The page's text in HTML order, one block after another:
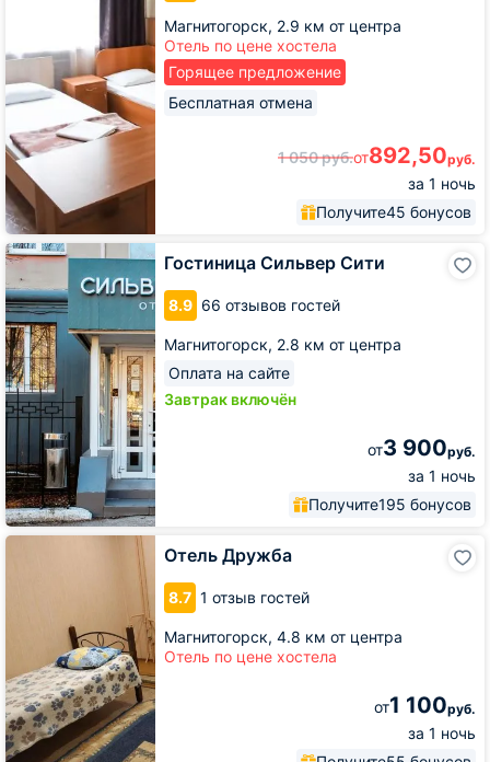
Магнитогорск, 2.9 км от центра
Отель по цене хостела
Горящее предложение
Бесплатная отмена
1 050руб.от892,50руб.
за 1 ночь
Получите45 бонусов
Гостиница Сильвер Сити
8.9 66 отзывов гостей
Магнитогорск, 2.8 км от центра
Оплата на сайте
Завтрак включён
от3 900руб.
за 1 ночь
Получите195 бонусов
Гостиница
Сити
Отель Дружба
8.7 1 отзыв гостей
Магнитогорск, 4.8 км от центра
Отель по цене хостела
от1 100руб.
за 1 ночь
Отель